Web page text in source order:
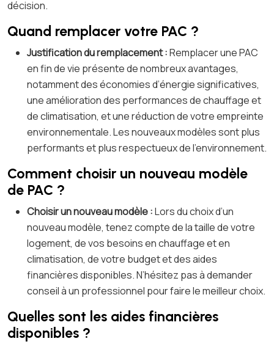
décision.
Quand remplacer votre PAC ?
Justification du remplacement :Remplacer une PAC
en fin de vie présente de nombreux avantages,
notamment des économies d’énergie significatives,
une amélioration des performances de chauffage et
de climatisation, et une réduction de votre empreinte
environnementale. Les nouveaux modèles sont plus
performants et plus respectueux de l’environnement.
Comment choisir un nouveau modèle
de PAC ?
Choisir un nouveau modèle :Lors du choix d’un
nouveau modèle, tenez compte de la taille de votre
logement, de vos besoins en chauffage et en
climatisation, de votre budget et des aides
financières disponibles. N’hésitez pas à demander
conseil à un professionnel pour faire le meilleur choix.
Quelles sont les aides financières
disponibles ?